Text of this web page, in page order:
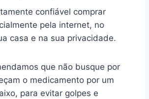
confiável comprar
pela internet, no
casa e na sua privacidade.
que não busque por
o medicamento por um
para evitar golpes e